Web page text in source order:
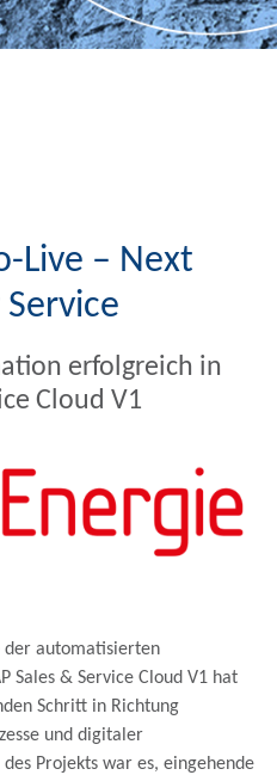
Live – Next
erfolgreich in
Cloud V1
der automatisierten
Sales & Service Cloud V1 hat
Schritt in Richtung
und digitaler
Projekts war es, eingehende